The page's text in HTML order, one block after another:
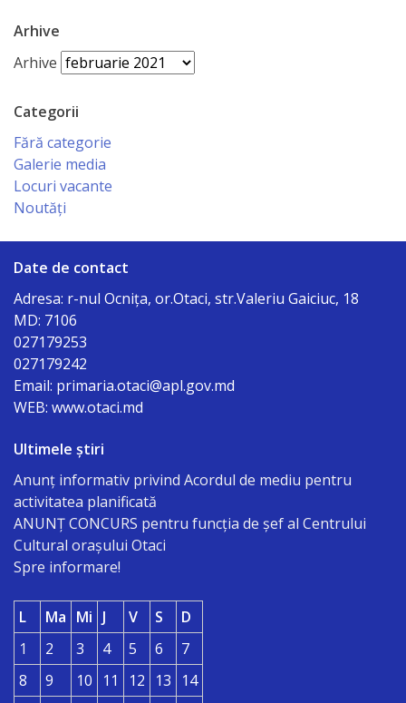
Primăria
Primar
Aparatul
primăriei
Regulamentul
intern
Organigrama
Dispozițiile
primarului
Consiliul
Secretarul
consiliului
Componența
consiliului
Regulamentul
consiliului
Arhive
Arhive
Categorii
Fără categorie
Galerie media
Locuri vacante
Noutăți
Date de contact
Adresa: r-nul Ocniţa, or.Otaci, str.Valeriu Gaiciuc, 18
MD: 7106
027179253
027179242
Email: primaria.otaci@apl.gov.md
WEB: www.otaci.md
Ultimele știri
Anunț informativ privind Acordul de mediu pentru
activitatea planificată
ANUNŢ CONCURS pentru funcţia de şef al Centrului
Cultural oraşului Otaci
Spre informare!
L Ma Mi J V S
D
1
2 3 4 5 6
7
8
9 10 11 12 13
14